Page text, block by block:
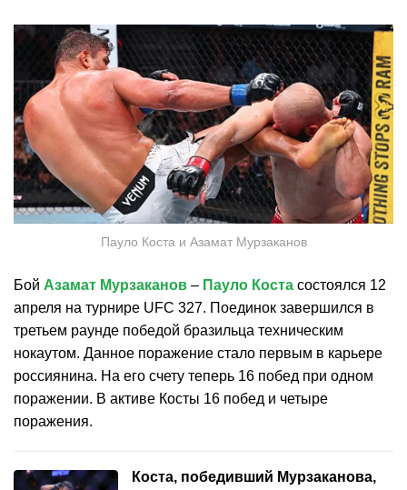
Пауло Коста и Азамат Мурзаканов
Бой Азамат Мурзаканов – Пауло Коста состоялся 12
апреля на турнире UFC 327. Поединок завершился в
третьем раунде победой бразильца техническим
нокаутом. Данное поражение стало первым в карьере
россиянина. На его счету теперь 16 побед при одном
поражении. В активе Косты 16 побед и четыре
поражения.
Коста, победивший Мурзаканова,